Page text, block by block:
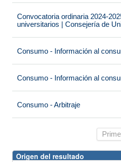
Convocatoria ordinaria 2024-
universitarios | Consejería de
Consumo - Información al
Consumo - Información al
Consumo - Arbitraje
Origen del resultado